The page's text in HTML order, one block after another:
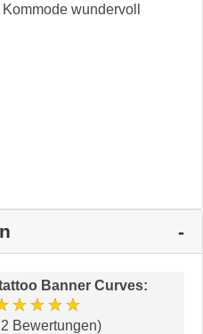
wundervoll
Banner Curves:
Bewertungen)